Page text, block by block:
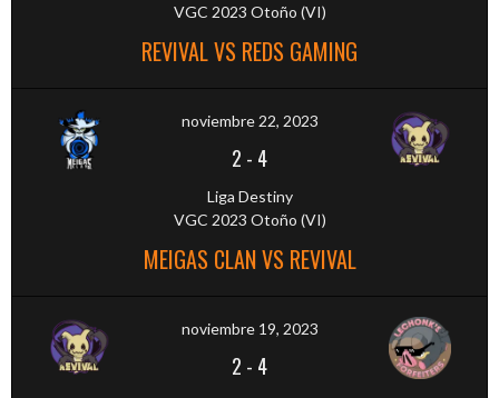
VGC 2023 Otoño (VI)
REVIVAL VS REDS GAMING
noviembre 22, 2023
2 - 4
Liga Destiny
VGC 2023 Otoño (VI)
MEIGAS CLAN VS REVIVAL
noviembre 19, 2023
2 - 4